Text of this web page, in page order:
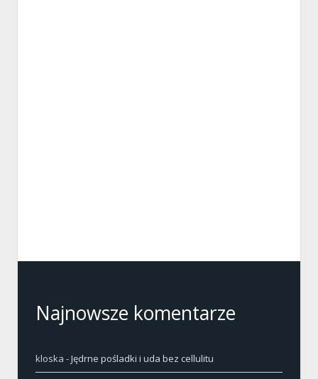
Najnowsze komentarze
kloska -Jędrne pośladki i uda bez cellulitu